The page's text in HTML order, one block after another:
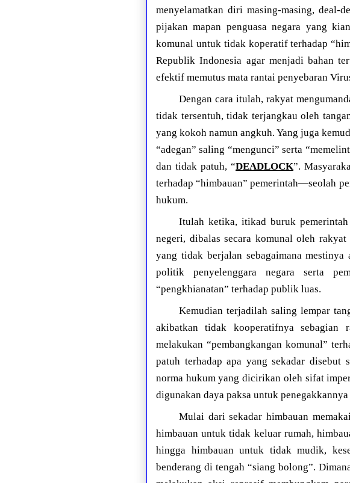
menyelamatkan diri masing-masing,
pijakan mapan penguasa negara yang
komunal untuk tidak koperatif terhadap
Republik Indonesia agar menjadi bahan
efektif memutus mata rantai penyebaran
Dengan cara itulah, rakyat
tidak tersentuh, tidak terjangkau oleh
yang kokoh namun angkuh. Yang juga
“adegan” saling “mengunci” serta
dan tidak patuh, “DEADLOCK”.
terhadap “himbauan” pemerintah—seolah
hukum.
Itulah ketika, itikad buruk
negeri, dibalas secara komunal oleh
yang tidak berjalan sebagaimana
politik penyelenggara negara serta
“pengkhianatan” terhadap publik luas.
Kemudian terjadilah saling lempar
akibatkan tidak kooperatifnya sebagian
melakukan “pembangkangan komunal”
patuh terhadap apa yang sekadar disebut
norma hukum yang dicirikan oleh sifat
digunakan daya paksa untuk
Mulai dari sekadar himbauan
himbauan untuk tidak keluar rumah,
hingga himbauan untuk tidak mudik,
benderang di tengah “siang bolong”.